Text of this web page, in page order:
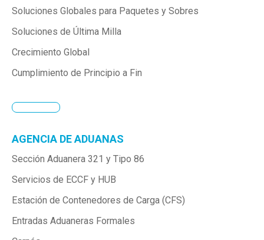
Soluciones Globales para Paquetes y Sobres
Soluciones de Última Milla
Crecimiento Global
Cumplimiento de Principio a Fin
AGENCIA DE ADUANAS
Sección Aduanera 321 y Tipo 86
Servicios de ECCF y HUB
Estación de Contenedores de Carga (CFS)
Entradas Aduaneras Formales